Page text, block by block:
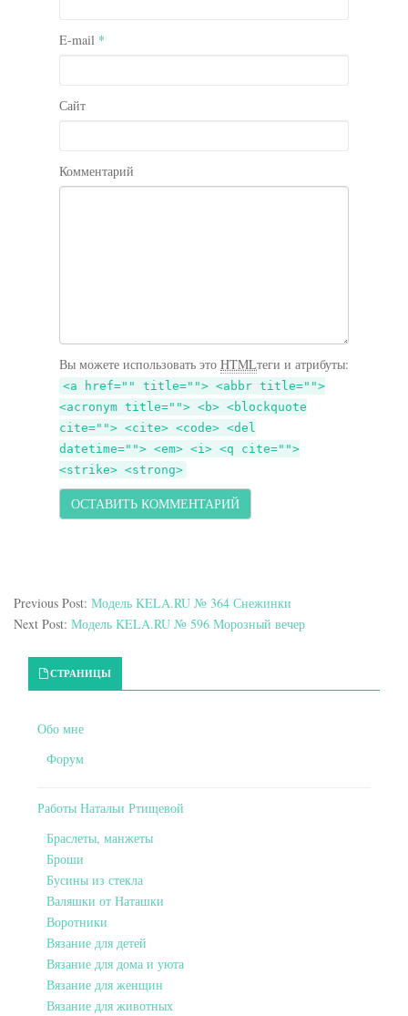
E-mail *
Сайт
Комментарий
Вы можете использовать это HTMLтеги и атрибуты:
<a href="" title=""> <abbr title="">
<acronym title=""> <b> <blockquote
cite=""> <cite> <code> <del
datetime=""> <em> <i> <q cite="">
<strike> <strong>
Previous Post: Модель KELA.RU № 364 Снежинки
Next Post: Модель KELA.RU № 596 Морозный вечер
Primary Sidebar
СТРАНИЦЫ
Обо мне
Форум
Работы Натальи Ртищевой
Браслеты, манжеты
Броши
Бусины из стекла
Валяшки от Наташки
Воротники
Вязание для детей
Вязание для дома и уюта
Вязание для женщин
Вязание для животных